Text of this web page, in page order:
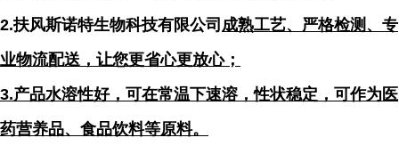
2.扶风斯诺特生物科技有限公司 成熟工艺、严格检测、专
业物流配送，让您更省心更放心；
3.产品水溶性好，可在常温下速溶，性状稳定，可作为医
药营养品、食品饮料等原料。